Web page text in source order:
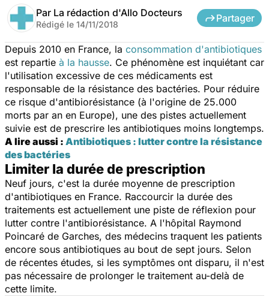
Par La rédaction d'Allo Docteurs
Rédigé le 14/11/2018
Partager
Depuis 2010 en France, la consommation d'antibiotiques
est repartie à la hausse. Ce phénomène est inquiétant car
l'utilisation excessive de ces médicaments est
responsable de la résistance des bactéries. Pour réduire
ce risque d'antibiorésistance (à l'origine de 25.000
morts par an en Europe), une des pistes actuellement
suivie est de prescrire les antibiotiques moins longtemps.
A lire aussi : Antibiotiques : lutter contre la résistance
des bactéries
Limiter la durée de prescription
Neuf jours, c'est la durée moyenne de prescription
d'antibiotiques en France. Raccourcir la durée des
traitements est actuellement une piste de réflexion pour
lutter contre l'antibiorésistance. A l'hôpital Raymond
Poincaré de Garches, des médecins traquent les patients
encore sous antibiotiques au bout de sept jours. Selon
de récentes études, si les symptômes ont disparu, il n'est
pas nécessaire de prolonger le traitement au-delà de
cette limite.